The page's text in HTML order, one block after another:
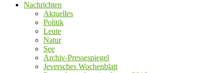
Nachrichten
Aktuelles
Politik
Leute
Natur
See
Archiv-Pressespiegel
Jeversches Wochenblatt